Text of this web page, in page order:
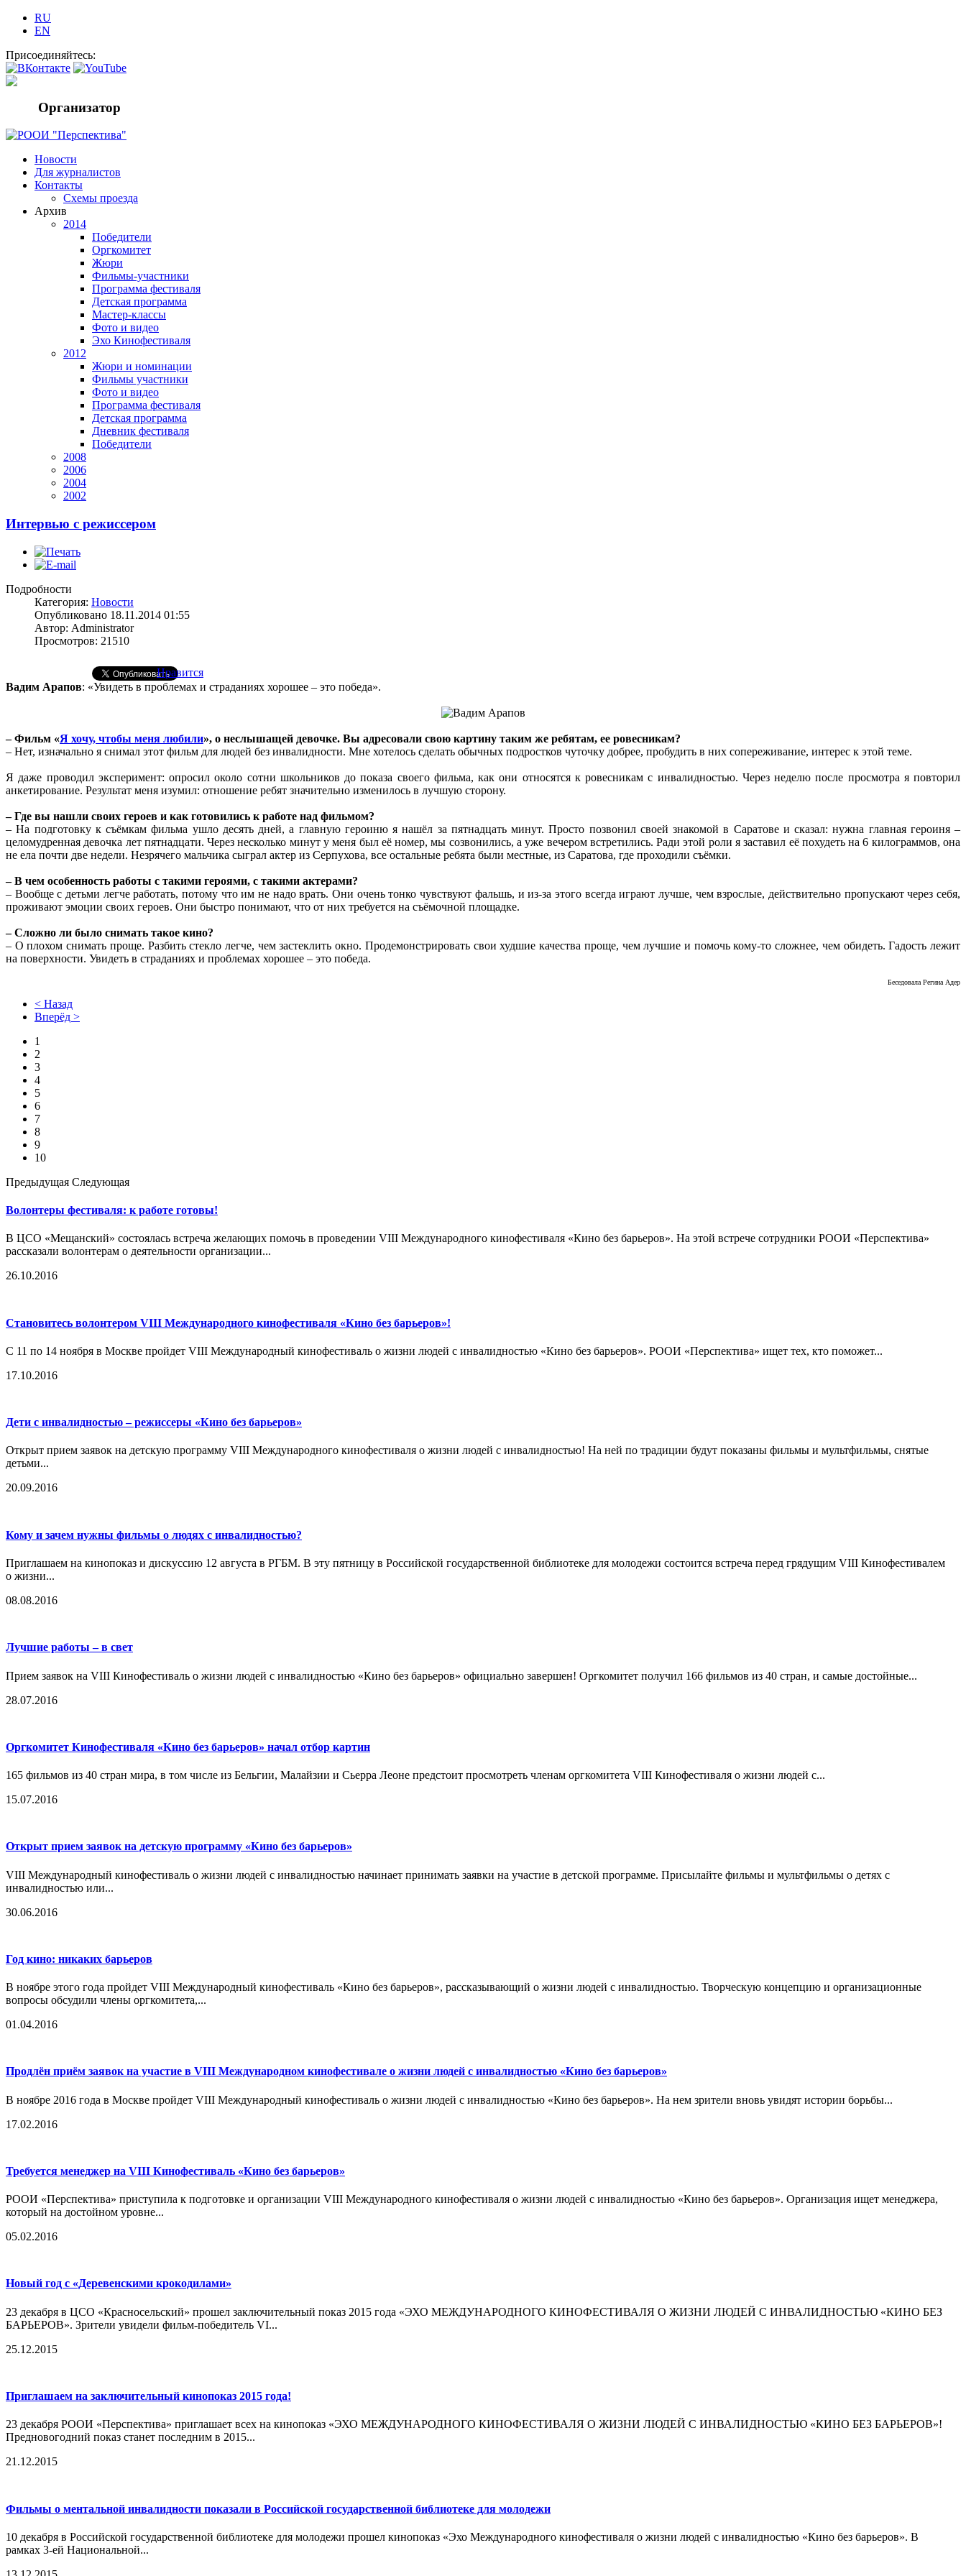
RU
EN
Присоединяйтесь:
Организатор
Новости
Для журналистов
Контакты
Схемы проезда
Архив
2014
Победители
Оргкомитет
Жюри
Фильмы-участники
Программа фестиваля
Детская программа
Мастер-классы
Фото и видео
Эхо Кинофестиваля
2012
Жюри и номинации
Фильмы участники
Фото и видео
Программа фестиваля
Детская программа
Дневник фестиваля
Победители
2008
2006
2004
2002
Интервью с режиссером
Подробности
Категория: Новости
Опубликовано 18.11.2014 01:55
Автор: Administrator
Просмотров: 21510
Нравится
Вадим Арапов: «Увидеть в проблемах и страданиях хорошее – это победа».
– Фильм «Я хочу, чтобы меня любили», о неслышащей девочке. Вы адресовали свою картину таким же ребятам, ее ровесникам?
– Нет, изначально я снимал этот фильм для людей без инвалидности. Мне хотелось сделать обычных подростков чуточку добрее, пробудить в них сопереживание, интерес к этой теме.
Я даже проводил эксперимент: опросил около сотни школьников до показа своего фильма, как они относятся к ровесникам с инвалидностью. Через неделю после просмотра я повторил
анкетирование. Результат меня изумил: отношение ребят значительно изменилось в лучшую сторону.
– Где вы нашли своих героев и как готовились к работе над фильмом?
– На подготовку к съёмкам фильма ушло десять дней, а главную героиню я нашёл за пятнадцать минут. Просто позвонил своей знакомой в Саратове и сказал: нужна главная героиня –
целомудренная девочка лет пятнадцати. Через несколько минут у меня был её номер, мы созвонились, а уже вечером встретились. Ради этой роли я заставил её похудеть на 6 килограммов, она
не ела почти две недели. Незрячего мальчика сыграл актер из Серпухова, все остальные ребята были местные, из Саратова, где проходили съёмки.
– В чем особенность работы с такими героями, с такими актерами?
– Вообще с детьми легче работать, потому что им не надо врать. Они очень тонко чувствуют фальшь, и из-за этого всегда играют лучше, чем взрослые, действительно пропускают через себя,
проживают эмоции своих героев. Они быстро понимают, что от них требуется на съёмочной площадке.
– Сложно ли было снимать такое кино?
– О плохом снимать проще. Разбить стекло легче, чем застеклить окно. Продемонстрировать свои худшие качества проще, чем лучшие и помочь кому-то сложнее, чем обидеть. Гадость лежит
на поверхности. Увидеть в страданиях и проблемах хорошее – это победа.
Беседовала Регина Адер
< Назад
Вперёд >
1
2
3
4
5
6
7
8
9
10
Предыдущая Следующая
Волонтеры фестиваля: к работе готовы!
В ЦСО «Мещанский» состоялась встреча желающих помочь в проведении VIII Международного кинофестиваля «Кино без барьеров». На этой встрече сотрудники РООИ «Перспектива»
рассказали волонтерам о деятельности организации...
26.10.2016
Становитесь волонтером VIII Международного кинофестиваля «Кино без барьеров»!
С 11 по 14 ноября в Москве пройдет VIII Международный кинофестиваль о жизни людей с инвалидностью «Кино без барьеров». РООИ «Перспектива» ищет тех, кто поможет...
17.10.2016
Дети с инвалидностью – режиссеры «Кино без барьеров»
Открыт прием заявок на детскую программу VIII Международного кинофестиваля о жизни людей с инвалидностью! На ней по традиции будут показаны фильмы и мультфильмы, снятые
детьми...
20.09.2016
Кому и зачем нужны фильмы о людях с инвалидностью?
Приглашаем на кинопоказ и дискуссию 12 августа в РГБМ. В эту пятницу в Российской государственной библиотеке для молодежи состоится встреча перед грядущим VIII Кинофестивалем
о жизни...
08.08.2016
Лучшие работы – в свет
Прием заявок на VIII Кинофестиваль о жизни людей с инвалидностью «Кино без барьеров» официально завершен! Оргкомитет получил 166 фильмов из 40 стран, и самые достойные...
28.07.2016
Оргкомитет Кинофестиваля «Кино без барьеров» начал отбор картин
165 фильмов из 40 стран мира, в том числе из Бельгии, Малайзии и Сьерра Леоне предстоит просмотреть членам оргкомитета VIII Кинофестиваля о жизни людей с...
15.07.2016
Открыт прием заявок на детскую программу «Кино без барьеров»
VIII Международный кинофестиваль о жизни людей с инвалидностью начинает принимать заявки на участие в детской программе. Присылайте фильмы и мультфильмы о детях с
инвалидностью или...
30.06.2016
Год кино: никаких барьеров
В ноябре этого года пройдет VIII Международный кинофестиваль «Кино без барьеров», рассказывающий о жизни людей с инвалидностью. Творческую концепцию и организационные
вопросы обсудили члены оргкомитета,...
01.04.2016
Продлён приём заявок на участие в VIII Международном кинофестивале о жизни людей с инвалидностью «Кино без барьеров»
В ноябре 2016 года в Москве пройдет VIII Международный кинофестиваль о жизни людей с инвалидностью «Кино без барьеров». На нем зрители вновь увидят истории борьбы...
17.02.2016
Требуется менеджер на VIII Кинофестиваль «Кино без барьеров»
РООИ «Перспектива» приступила к подготовке и организации VIII Международного кинофестиваля о жизни людей с инвалидностью «Кино без барьеров». Организация ищет менеджера,
который на достойном уровне...
05.02.2016
Новый год с «Деревенскими крокодилами»
23 декабря в ЦСО «Красносельский» прошел заключительный показ 2015 года «ЭХО МЕЖДУНАРОДНОГО КИНОФЕСТИВАЛЯ О ЖИЗНИ ЛЮДЕЙ С ИНВАЛИДНОСТЬЮ «КИНО БЕЗ
БАРЬЕРОВ». Зрители увидели фильм-победитель VI...
25.12.2015
Приглашаем на заключительный кинопоказ 2015 года!
23 декабря РООИ «Перспектива» приглашает всех на кинопоказ «ЭХО МЕЖДУНАРОДНОГО КИНОФЕСТИВАЛЯ О ЖИЗНИ ЛЮДЕЙ С ИНВАЛИДНОСТЬЮ «КИНО БЕЗ БАРЬЕРОВ»!
Предновогодний показ станет последним в 2015...
21.12.2015
Фильмы о ментальной инвалидности показали в Российской государственной библиотеке для молодежи
10 декабря в Российской государственной библиотеке для молодежи прошел кинопоказ «Эхо Международного кинофестиваля о жизни людей с инвалидностью «Кино без барьеров». В
рамках 3-ей Национальной...